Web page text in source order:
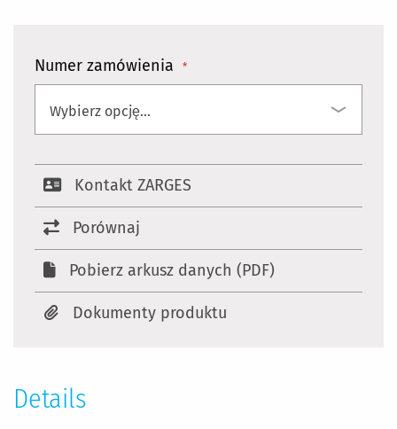
Numer zamówienia
Kontakt ZARGES
Porównaj
Pobierz arkusz danych (PDF)
Dokumenty produktu
Details